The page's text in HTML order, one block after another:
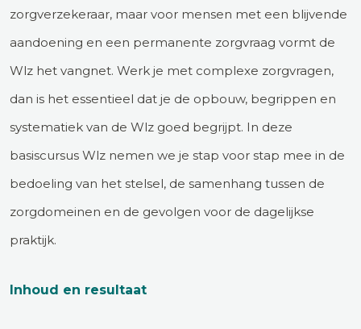
zorgverzekeraar, maar voor mensen met een blijvende
aandoening en een permanente zorgvraag vormt de
Wlz het vangnet. Werk je met complexe zorgvragen,
dan is het essentieel dat je de opbouw, begrippen en
systematiek van de Wlz goed begrijpt. In deze
basiscursus Wlz nemen we je stap voor stap mee in de
bedoeling van het stelsel, de samenhang tussen de
zorgdomeinen en de gevolgen voor de dagelijkse
praktijk.
Inhoud en resultaat